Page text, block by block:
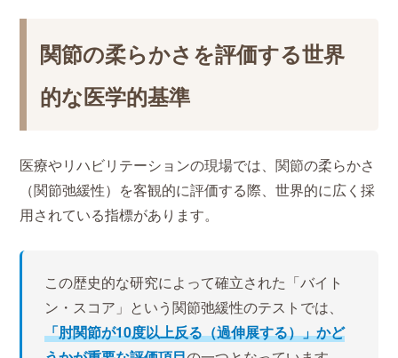
関節の柔らかさを評価する世界
的な医学的基準
医療やリハビリテーションの現場では、関節の柔らかさ
（関節弛緩性）を客観的に評価する際、世界的に広く採
用されている指標があります。
この歴史的な研究によって確立された「バイト
ン・スコア」という関節弛緩性のテストでは、
「肘関節が10度以上反る（過伸展する）」かど